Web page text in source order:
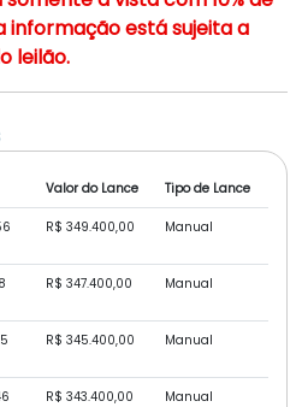
informação está sujeita a
leilão.
Valor do Lance Tipo de Lance
R$ 349.400,00 Manual
R$ 347.400,00 Manual
R$ 345.400,00 Manual
R$ 343.400,00 Manual